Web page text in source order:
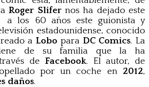
Roger Slifernos ha dejado este
a los 60 años este guionista y
estadounidense, conocido
a Lobo paraDC Comics. La
de su familia que la ha
de Facebook. El autor, de
por un coche en 2012,
daños.